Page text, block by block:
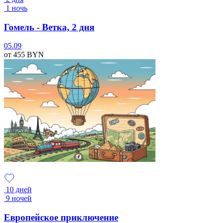
1 ночь
Гомель - Ветка, 2 дня
05.09
от 455 BYN
10 дней
9 ночей
Европейское приключение